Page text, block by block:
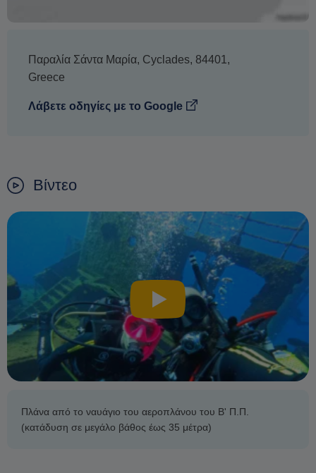
Παραλία Σάντα Μαρία, Cyclades, 84401 ,
Greece
Λάβετε οδηγίες με το Google
Βίντεο
Πλάνα από το ναυάγιο του αεροπλάνου του Β' Π.Π.
(κατάδυση σε μεγάλο βάθος έως 35 μέτρα)